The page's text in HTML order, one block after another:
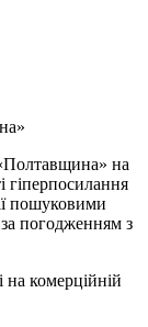
на
гіперпосилання
пошуковими
погодженням з
на комерційній